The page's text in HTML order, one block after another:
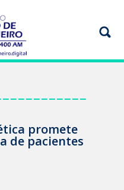
promete
de pacientes